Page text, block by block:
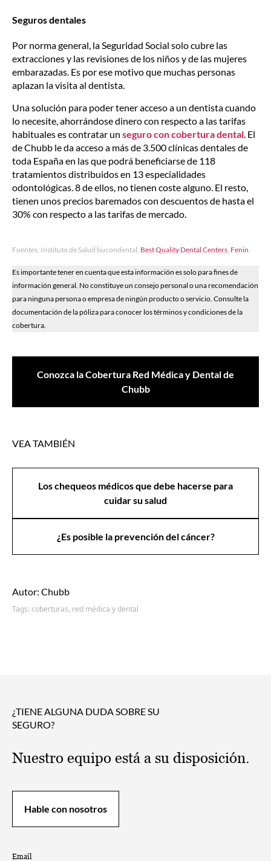
Seguros dentales
Por norma general, la Seguridad Social solo cubre las
extracciones y las revisiones de los niños y de las mujeres
embarazadas. Es por ese motivo que muchas personas
aplazan la visita al dentista.
Una solución para poder tener acceso a un dentista cuando
lo necesite, ahorrándose dinero con respecto a las tarifas
habituales es contratar un seguro con cobertura dental. El
de Chubb le da acceso a más de 3.500 clínicas dentales de
toda España en las que podrá beneficiarse de 118
tratamientos distribuidos en 13 especialidades
odontológicas. 8 de ellos, no tienen coste alguno. El resto,
tienen unos precios baremados con descuentos de hasta el
30% con respecto a las tarifas de mercado.
Fuentes: Instituto de Salud bucondental, Best Quality Dental Centers, Fenin.
Es importante tener en cuenta que esta información es solo para fines de
información general. No constituye un consejo personal o una recomendación
para ninguna persona o empresa de ningún producto o servicio. Consulte la
documentación de la póliza para conocer los términos y condiciones de la
cobertura.
Conozca la Cobertura Red Médica y Dental de
Chubb
VEA TAMBIÉN
Los chequeos médicos que debe hacerse para
cuidar su salud
¿Es posible la prevención del cáncer?
Autor: Chubb
Tags: coberturas, red médica y dental
¿TIENE ALGUNA DUDA SOBRE SU
SEGURO?
Nuestro equipo está a su disposición.
Hable con nosotros
Email